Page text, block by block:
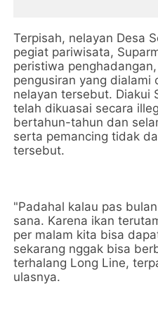
Terpisah, nelayan Desa
pegiat pariwisata,
peristiwa
pengusiran yang dialami
nelayan tersebut. Diakui
telah dikuasai secara
bertahun-tahun dan
serta pemancing tidak
tersebut.
"Padahal kalau pas
sana. Karena ikan
per malam kita bisa
sekarang nggak bisa
terhalang Long Line,
ulasnya.